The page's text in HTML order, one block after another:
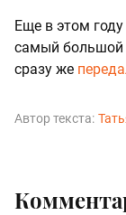
Еще в этом
самый большой
сразу же
Автор текста: